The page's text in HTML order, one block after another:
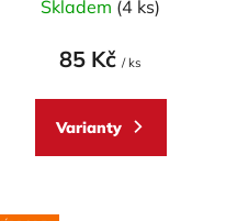
Skladem (4 ks)
85 Kč / ks
Varianty